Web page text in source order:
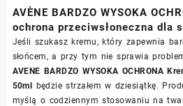
AVÈNE BARDZO WYSOKA
ochrona przeciwsłoneczna dla
Jeśli szukasz kremu, który zapewnia
słońcem, a przy tym nie sprawia
AVENE BARDZO WYSOKA OCHRONA
50ml
będzie strzałem w dziesiątkę.
myślą o codziennym stosowaniu na